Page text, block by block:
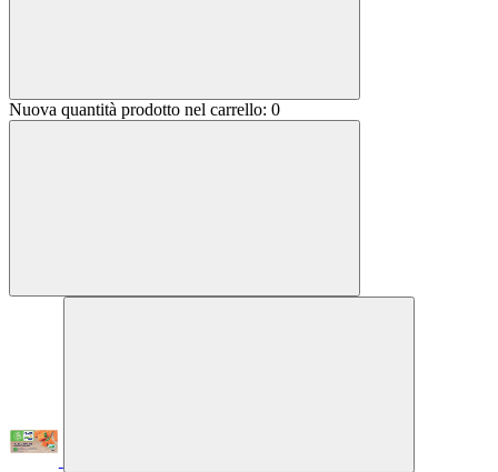
Nuova quantità prodotto nel carrello: 0